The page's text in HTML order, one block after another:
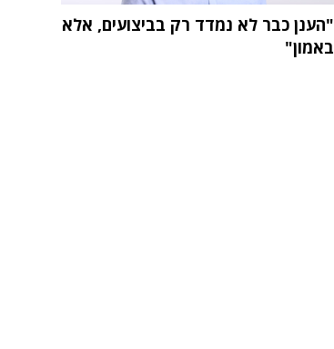
"הענן כבר לא נמדד רק בביצועים, אלא
באמון"